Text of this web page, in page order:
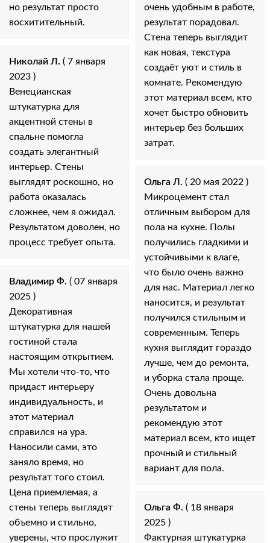
но результат просто
восхитительный.
Николай Л. ( 7 января
2023 )
Венецианская
штукатурка для
акцентной стены в
спальне помогла
создать элегантный
интерьер. Стены
выглядят роскошно, но
работа оказалась
сложнее, чем я ожидал.
Результатом доволен, но
процесс требует опыта.
Владимир Ф. ( 07 января
2025 )
Декоративная
штукатурка для нашей
гостиной стала
настоящим открытием.
Мы хотели что-то, что
придаст интерьеру
индивидуальность, и
этот материал
справился на ура.
Наносили сами, это
заняло время, но
результат того стоил.
Цена приемлемая, а
стены теперь выглядят
объемно и стильно,
уверены, что прослужит
очень удобным в работе,
результат порадовал.
Стена теперь выглядит
как новая, текстура
создаёт уют и стиль в
комнате. Рекомендую
этот материал всем, кто
хочет быстро обновить
интерьер без больших
затрат.
Ольга Л. ( 20 мая 2022 )
Микроцемент стал
отличным выбором для
пола на кухне. Полы
получились гладкими и
устойчивыми к влаге,
что было очень важно
для нас. Материал легко
наносится, и результат
получился стильным и
современным. Теперь
кухня выглядит гораздо
лучше, чем до ремонта,
и уборка стала проще.
Очень довольна
результатом и
рекомендую этот
материал всем, кто ищет
прочный и стильный
вариант для пола.
Ольга Ф. ( 18 января
2025 )
Фактурная штукатурка